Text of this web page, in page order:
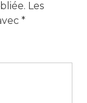
Les
*